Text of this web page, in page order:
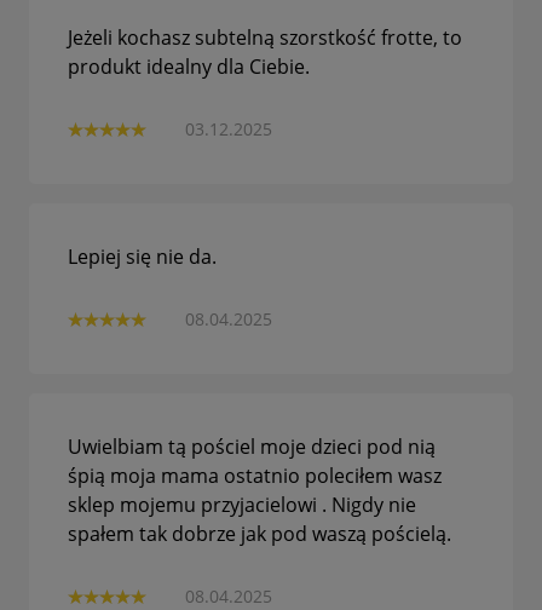
03.12.2025
Jeżeli kochasz subtelną szorstkość frotte, to
produkt idealny dla Ciebie.
08.04.2025
Lepiej się nie da.
08.04.2025
Uwielbiam tą pościel moje dzieci pod nią
śpią moja mama ostatnio poleciłem wasz
sklep mojemu przyjacielowi . Nigdy nie
spałem tak dobrze jak pod waszą pościelą.